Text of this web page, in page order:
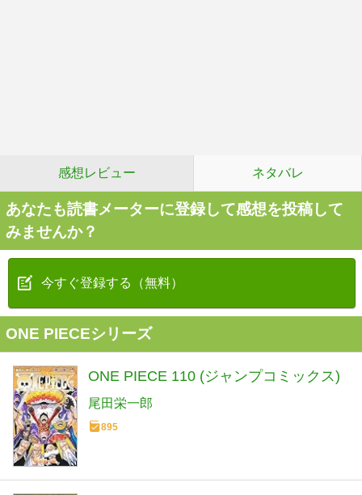
感想レビュー ネタバレ
あなたも読書メーターに登録して感想を投稿して
みませんか？
今すぐ登録する（無料）
ONE PIECEシリーズ
ONE PIECE 110 (ジャンプコミックス)
尾田栄一郎
895